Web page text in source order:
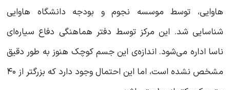
هاوایی، توسط موسسه نجوم و بودجه دانشگاه هاوایی
شناسایی شد. این مرکز توسط دفتر هماهنگی دفاع سیاره‌ای
ناسا اداره می‌شود. اندازه‌ی این جسم کوچک هنوز به طور دقیق
مشخص نشده است، اما این احتمال وجود دارد که بزرگتر از ۴۰